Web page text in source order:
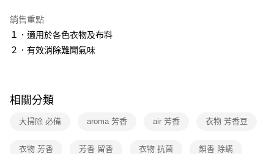
免運費
銷售重點
１．適用於各色衣物及布料
２．有效消除難聞氣味
相關分類
大掃除 必備 aroma 芳香 air 芳香 衣物 芳香豆
衣物 芳香 芳香 留香 衣物 抗菌 鎖香 除螨